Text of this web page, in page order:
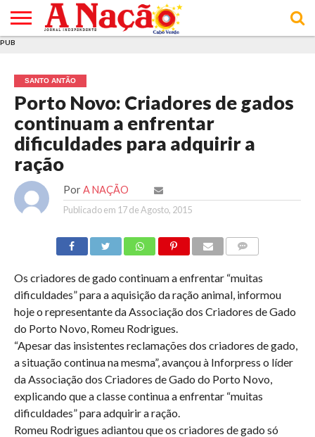
E DE
COOKIES
DE
UTILIZAÇÃO
PUB
SANTO ANTÃO
Porto Novo: Criadores de gados
continuam a enfrentar
dificuldades para adquirir a
ração
Por A NAÇÃO
Publicado em 17 de Agosto, 2015
Os criadores de gado continuam a enfrentar “muitas
dificuldades” para a aquisição da ração animal, informou
hoje o representante da Associação dos Criadores de Gado
do Porto Novo, Romeu Rodrigues.
“Apesar das insistentes reclamações dos criadores de gado,
a situação continua na mesma”, avançou à Inforpress o líder
da Associação dos Criadores de Gado do Porto Novo,
explicando que a classe continua a enfrentar “muitas
dificuldades” para adquirir a ração.
Romeu Rodrigues adiantou que os criadores de gado só